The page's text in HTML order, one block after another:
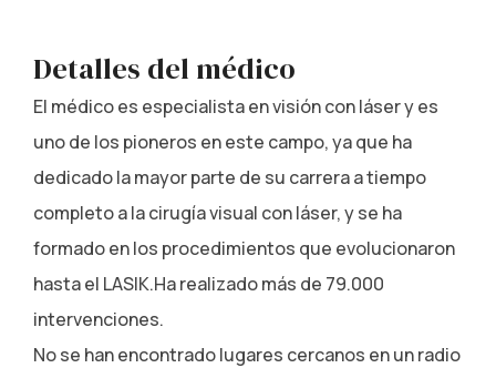
Detalles del médico
El médico es especialista en visión con láser y es
uno de los pioneros en este campo, ya que ha
dedicado la mayor parte de su carrera a tiempo
completo a la cirugía visual con láser, y se ha
formado en los procedimientos que evolucionaron
hasta el LASIK.Ha realizado más de 79.000
intervenciones.
No se han encontrado lugares cercanos en un radio